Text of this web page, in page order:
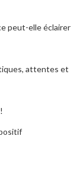
peut-elle éclairer
attentes et